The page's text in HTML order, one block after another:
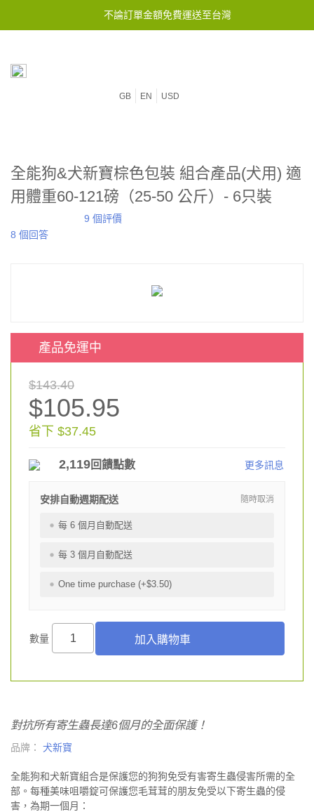
不論訂單金額免費運送至台灣
GB EN USD
全能狗&犬新寶棕色包裝 組合產品(犬用) 適
用體重60-121磅（25-50 公斤）- 6只裝
9 個評價
8 個回答
產品免運中
$143.40
$105.95
省下 $37.45
2,119回饋點數 更多訊息
隨時取消
安排自動週期配送
每 6 個月自動配送
每 3 個月自動配送
One time purchase (+$3.50)
數量
對抗所有寄生蟲長達6個月的全面保護！
品牌： 犬新寶
全能狗和犬新寶組合是保護您的狗狗免受有害寄生蟲侵害所需的全
部。每種美味咀嚼錠可保護您毛茸茸的朋友免受以下寄生蟲的侵
害，為期一個月：